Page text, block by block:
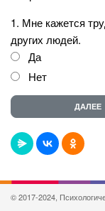
1. Мне кажется
других людей.
Да
Нет
© 2017-2024,